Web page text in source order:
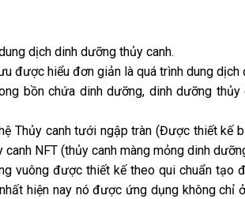
dịch dinh dưỡng thủy canh.
được hiểu đơn giản là quá trình dung
bồn chứa dinh dưỡng, dinh dưỡng thủy
Thủy canh tưới ngập tràn (Được thiết kế
NFT (thủy canh màng mỏng dinh
vuông được thiết kế theo qui chuẩn tạo
hiện nay nó được ứng dụng không chỉ